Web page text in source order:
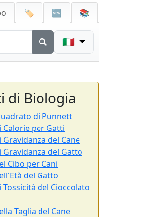
🏷️ 🆕 📚
🇮🇹
di Biologia
di Punnett
Calorie per Gatti
Gravidanza del Cane
Gravidanza del Gatto
Cibo per Cani
del Gatto
Tossicità del Cioccolato
Taglia del Cane